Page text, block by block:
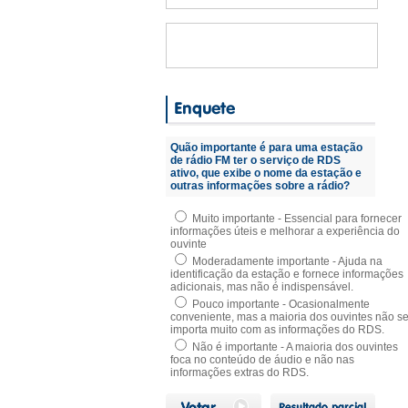
Quão importante é para uma estação
de rádio FM ter o serviço de RDS
ativo, que exibe o nome da estação e
outras informações sobre a rádio?
Muito importante - Essencial para fornecer
informações úteis e melhorar a experiência do
ouvinte
Moderadamente importante - Ajuda na
identificação da estação e fornece informações
adicionais, mas não é indispensável.
Pouco importante - Ocasionalmente
conveniente, mas a maioria dos ouvintes não se
importa muito com as informações do RDS.
Não é importante - A maioria dos ouvintes
foca no conteúdo de áudio e não nas
informações extras do RDS.